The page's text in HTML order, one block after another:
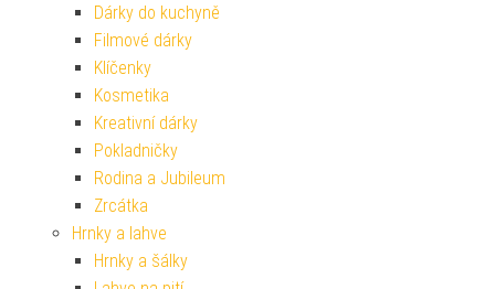
Dárky do kuchyně
Filmové dárky
Klíčenky
Kosmetika
Kreativní dárky
Pokladničky
Rodina a Jubileum
Zrcátka
Hrnky a lahve
Hrnky a šálky